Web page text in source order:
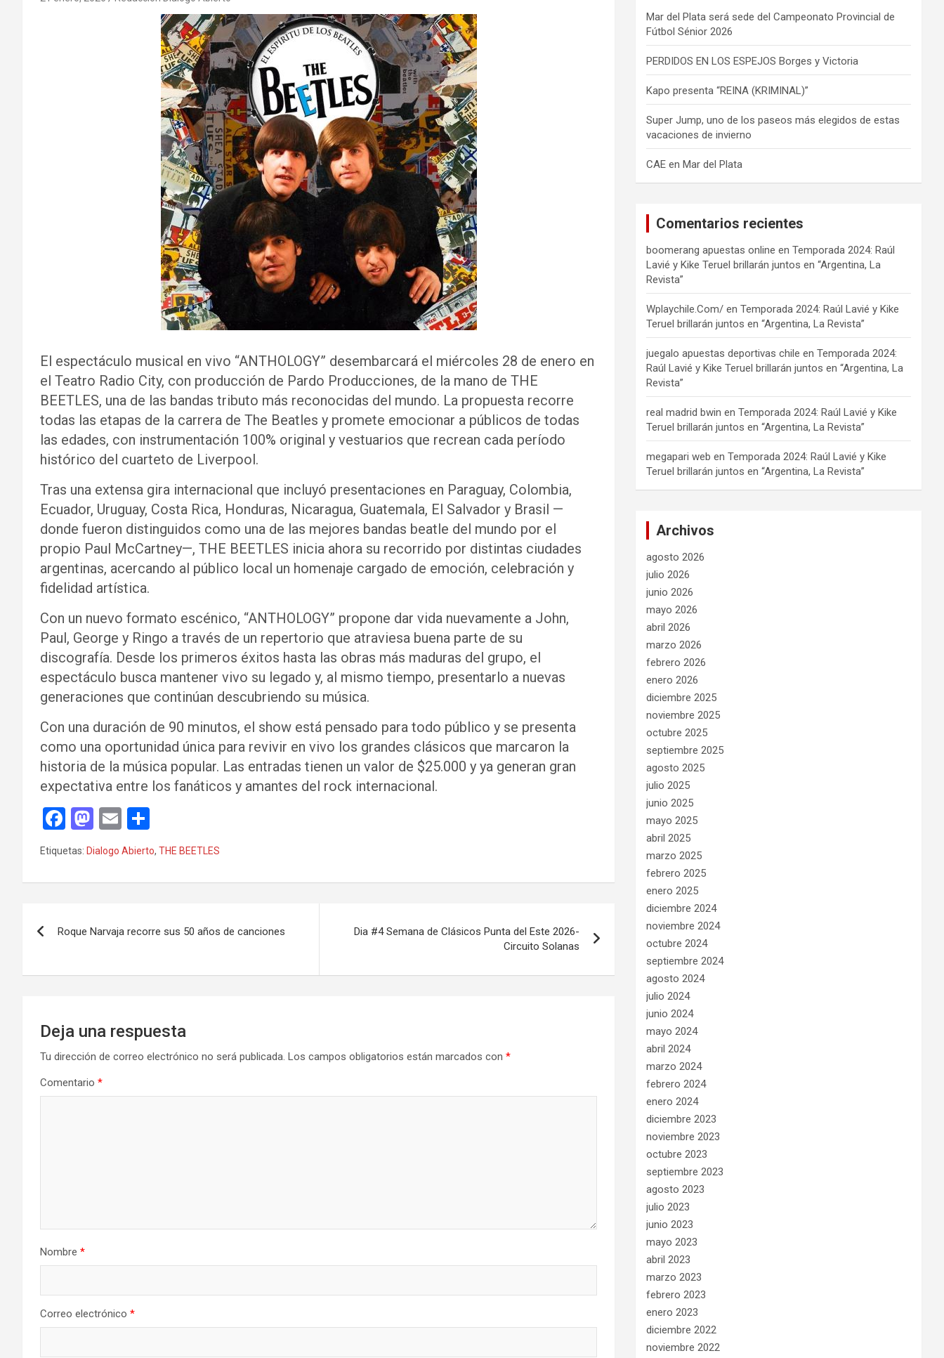
El espectáculo musical en vivo “ANTHOLOGY” desembarcará el miércoles 28 de enero en
el Teatro Radio City, con producción de Pardo Producciones, de la mano de THE
BEETLES, una de las bandas tributo más reconocidas del mundo. La propuesta recorre
todas las etapas de la carrera de The Beatles y promete emocionar a públicos de todas
las edades, con instrumentación 100% original y vestuarios que recrean cada período
histórico del cuarteto de Liverpool.
Tras una extensa gira internacional que incluyó presentaciones en Paraguay, Colombia,
Ecuador, Uruguay, Costa Rica, Honduras, Nicaragua, Guatemala, El Salvador y Brasil —
donde fueron distinguidos como una de las mejores bandas beatle del mundo por el
propio Paul McCartney—, THE BEETLES inicia ahora su recorrido por distintas ciudades
argentinas, acercando al público local un homenaje cargado de emoción, celebración y
fidelidad artística.
Con un nuevo formato escénico, “ANTHOLOGY” propone dar vida nuevamente a John,
Paul, George y Ringo a través de un repertorio que atraviesa buena parte de su
discografía. Desde los primeros éxitos hasta las obras más maduras del grupo, el
espectáculo busca mantener vivo su legado y, al mismo tiempo, presentarlo a nuevas
generaciones que continúan descubriendo su música.
Con una duración de 90 minutos, el show está pensado para todo público y se presenta
como una oportunidad única para revivir en vivo los grandes clásicos que marcaron la
historia de la música popular. Las entradas tienen un valor de $25.000 y ya generan gran
expectativa entre los fanáticos y amantes del rock internacional.
F
a
ce
b
o
M
a
st
o
o
E
m
ail
o
m
p
tir
Etiquetas: Dialogo Abierto, THE BEETLES
de
entradas
Roque Narvaja recorre sus 50 años de canciones
Dia #4 Semana de Clásicos Punta del Este 2026-
Circuito Solanas
Deja una respuesta
Tu dirección de correo electrónico no será publicada. Los campos obligatorios están marcados con *
Comentario *
Nombre *
Correo electrónico *
Mar del Plata será sede del Campeonato Provincial de
Fútbol Sénior 2026
PERDIDOS EN LOS ESPEJOS Borges y Victoria
Kapo presenta “REINA (KRIMINAL)”
Super Jump, uno de los paseos más elegidos de estas
vacaciones de invierno
CAE en Mar del Plata
Comentarios recientes
boomerang apuestas online enTemporada 2024: Raúl
Lavié y Kike Teruel brillarán juntos en “Argentina, La
Revista”
Wplaychile.Com/ enTemporada 2024: Raúl Lavié y Kike
Teruel brillarán juntos en “Argentina, La Revista”
juegalo apuestas deportivas chile enTemporada 2024:
Raúl Lavié y Kike Teruel brillarán juntos en “Argentina, La
Revista”
real madrid bwin enTemporada 2024: Raúl Lavié y Kike
Teruel brillarán juntos en “Argentina, La Revista”
megapari web enTemporada 2024: Raúl Lavié y Kike
Teruel brillarán juntos en “Argentina, La Revista”
Archivos
agosto 2026
julio 2026
junio 2026
mayo 2026
abril 2026
marzo 2026
febrero 2026
enero 2026
diciembre 2025
noviembre 2025
octubre 2025
septiembre 2025
agosto 2025
julio 2025
junio 2025
mayo 2025
abril 2025
marzo 2025
febrero 2025
enero 2025
diciembre 2024
noviembre 2024
octubre 2024
septiembre 2024
agosto 2024
julio 2024
junio 2024
mayo 2024
abril 2024
marzo 2024
febrero 2024
enero 2024
diciembre 2023
noviembre 2023
octubre 2023
septiembre 2023
agosto 2023
julio 2023
junio 2023
mayo 2023
abril 2023
marzo 2023
febrero 2023
enero 2023
diciembre 2022
noviembre 2022